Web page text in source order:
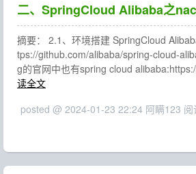
二、SpringCloud Alibaba之
摘要： 2.1、环境搭建 SpringCloud
tps://github.com/alibaba/spring-cloud-
g的官网中也有spring cloud
读全文
posted @ 2024-01-23 22:24 阿瞒123